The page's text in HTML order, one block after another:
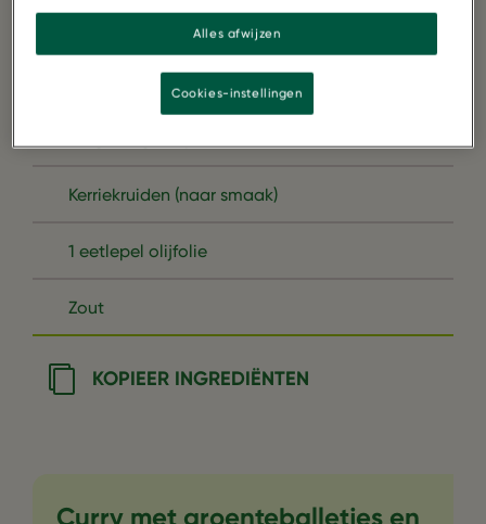
250 gram voorgekookte rijst
Kerriekruiden (naar smaak)
1 eetlepel olijfolie
Zout
KOPIEER INGREDIËNTEN
Curry met groenteballetjes en
Alles afwijzen
Cookies-instellingen